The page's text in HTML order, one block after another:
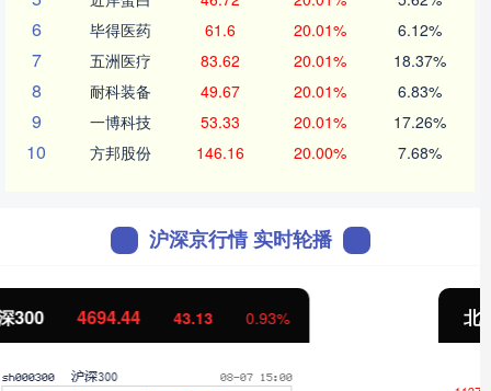
6 毕得医药 61.6 20.01% 6.12%
7 五洲医疗 83.62 20.01% 18.37%
8 耐科装备 49.67 20.01% 6.83%
9 一博科技 53.33 20.01% 17.26%
10 方邦股份 146.16 20.00% 7.68%
沪深京行情 实时轮播
北证50 1134.24 11.37